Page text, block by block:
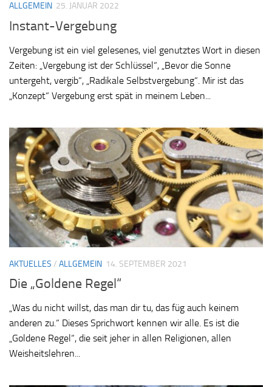
ALLGEMEIN 25. JANUAR 2022
Instant-Vergebung
Vergebung ist ein viel gelesenes, viel genutztes Wort in diesen
Zeiten: „Vergebung ist der Schlüssel“, „Bevor die Sonne
untergeht, vergib“, „Radikale Selbstvergebung“. Mir ist das
„Konzept“ Vergebung erst spät in meinem Leben...
AKTUELLES / ALLGEMEIN 14. SEPTEMBER 2021
Die „Goldene Regel“
„Was du nicht willst, das man dir tu, das füg auch keinem
anderen zu.“ Dieses Sprichwort kennen wir alle. Es ist die
„Goldene Regel“, die seit jeher in allen Religionen, allen
Weisheitslehren...